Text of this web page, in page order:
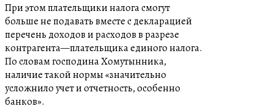
При этом плательщики налога смогут
больше не подавать вместе с декларацией
перечень доходов и расходов в разрезе
контрагента—плательщика единого налога.
По словам господина Хомутынника,
наличие такой нормы «значительно
усложнило учет и отчетность, особенно
банков».